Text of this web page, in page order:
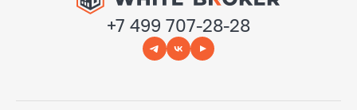
+7 499 707-28-28